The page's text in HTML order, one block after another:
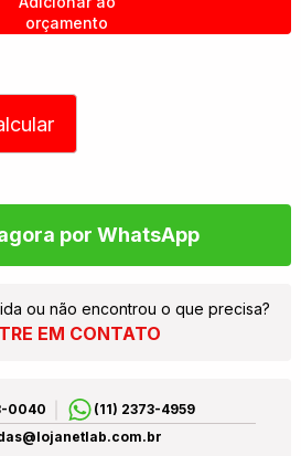
orçamento
por WhatsApp
ou não encontrou o que precisa?
EM CONTATO
0040
(11) 2373-4959